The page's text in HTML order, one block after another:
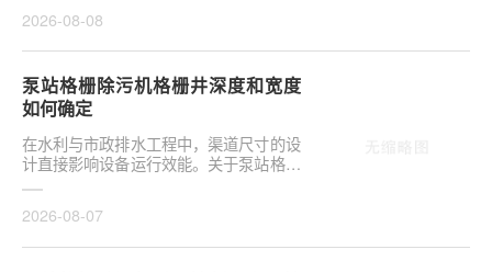
2026-08-08
泵站格栅除污机格栅井深度和宽度
如何确定
在水利与市政排水工程中，渠道尺寸的设
计直接影响设备运行效能。关于泵站格栅
除污机格栅井深度和宽度如何确定，是前
2026-08-07